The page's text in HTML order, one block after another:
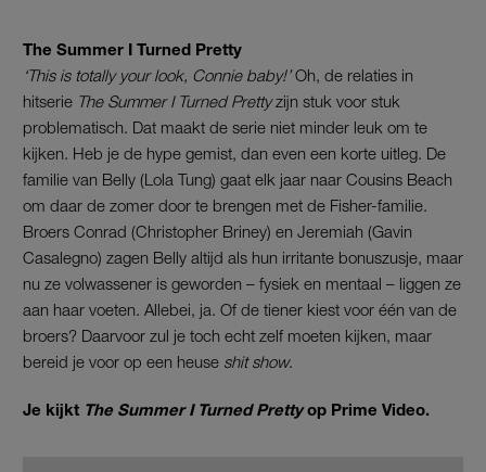
The Summer I Turned Pretty
‘This is totally your look, Connie baby!’Oh, de relaties in
hitserie The Summer I Turned Prettyzijn stuk voor stuk
problematisch. Dat maakt de serie niet minder leuk om te
kijken. Heb je de hype gemist, dan even een korte uitleg. De
familie van Belly (Lola Tung) gaat elk jaar naar Cousins Beach
om daar de zomer door te brengen met de Fisher-familie.
Broers Conrad (Christopher Briney) en Jeremiah (Gavin
Casalegno) zagen Belly altijd als hun irritante bonuszusje, maar
nu ze volwassener is geworden – fysiek en mentaal – liggen ze
aan haar voeten. Allebei, ja. Of de tiener kiest voor één van de
broers? Daarvoor zul je toch echt zelf moeten kijken, maar
bereid je voor op een heuse shit show.
Je kijkt The Summer I Turned Prettyop Prime Video.